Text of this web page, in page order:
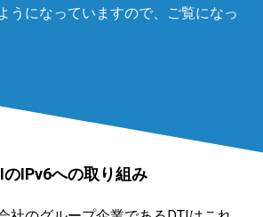
うになっていますので、ご覧になっ
のIPv6への取り組み